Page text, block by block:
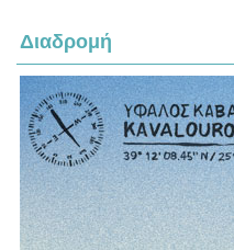
Διαδρομή